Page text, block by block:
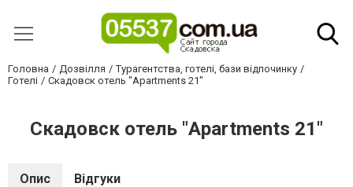
Головна Дозвілля
Турагентства, готелі, бази відпочинку
Готелі
Скадовск отель "Apartments 21"
Скадовск отель "Apartments 21"
Опис Відгуки